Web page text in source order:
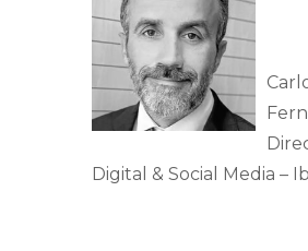
Digital & Social Media –